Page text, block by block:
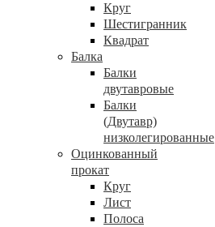
Круг
Шестигранник
Квадрат
Балка
Балки
двутавровые
Балки
(Двутавр)
низколегированные
Оцинкованный
прокат
Круг
Лист
Полоса